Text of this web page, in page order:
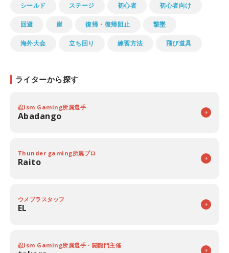
シールド ステージ 初心者 初心者向け
回避 崖 復帰・復帰阻止 撃墜
海外大会 立ち回り 練習方法 飛び道具
ライターから探す
忍ism Gaming所属選手
Abadango
Thunder gaming所属プロ
Raito
ウメブラスタッフ
EL
忍ism Gaming所属選手・闘龍門主催